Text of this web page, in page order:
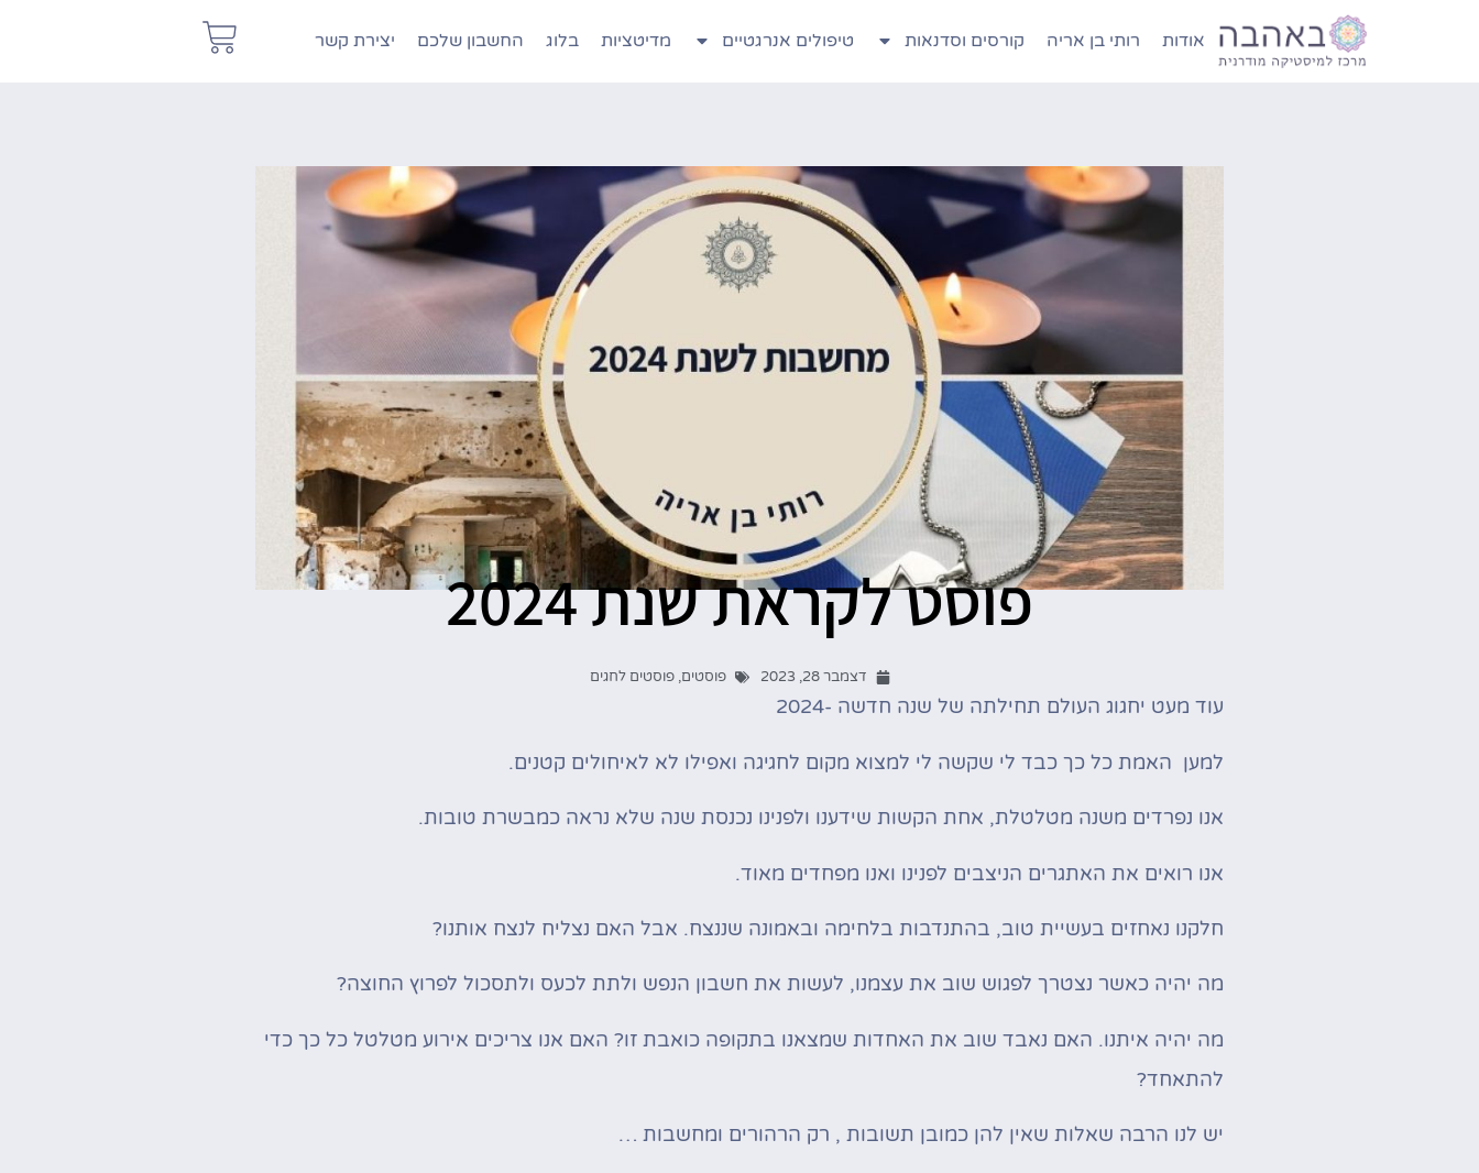
אודות רותי בן אריה קורסים וסדנאות טיפולים אנרגטיים מדיטציות בלוג החשבון שלכם יצירת קשר
פוסט לקראת שנת 2024
דצמבר 28, 2023 פוסטים,פוסטים לחגים
עוד מעט יחגוג העולם תחילתה של שנה חדשה -2024
למען האמת כל כך כבד לי שקשה לי למצוא מקום לחגיגה ואפילו לא לאיחולים קטנים.
אנו נפרדים משנה מטלטלת, אחת הקשות שידענו ולפנינו נכנסת שנה שלא נראה כמבשרת טובות.
אנו רואים את האתגרים הניצבים לפנינו ואנו מפחדים מאוד.
חלקנו נאחזים בעשיית טוב, בהתנדבות בלחימה ובאמונה שננצח. אבל האם נצליח לנצח אותנו?
מה יהיה כאשר נצטרך לפגוש שוב את עצמנו, לעשות את חשבון הנפש ולתת לכעס ולתסכול לפרוץ החוצה?
מה יהיה איתנו. האם נאבד שוב את האחדות שמצאנו בתקופה כואבת זו? האם אנו צריכים אירוע מטלטל כל כך כדי
להתאחד?
יש לנו הרבה שאלות שאין להן כמובן תשובות , רק הרהורים ומחשבות …